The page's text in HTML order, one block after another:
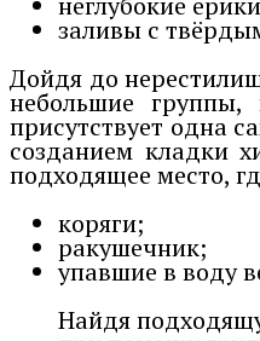
заливы с
Дойдя до
небольшие
присутствует одна
созданием кладки
подходящее место,
коряги;
ракушечник;
упавшие в воду
Найдя